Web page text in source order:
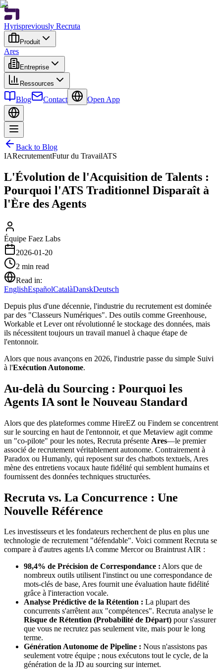
Hyrispreviously Recruta
Produit
Ares
Entreprise
Ressources
Blog Contact Open App
Back to Blog
IARecrutementFutur du TravailATS
L'Évolution de l'Acquisition de Talents :
Pourquoi l'ATS Traditionnel Disparaît à
l'Ère des Agents
Équipe Faez Labs
2026-01-20
2 min read
Read in:
EnglishEspañolCatalàDanskDeutsch
Depuis plus d'une décennie, l'industrie du recrutement est dominée
par des "Classeurs Numériques". Des outils comme Greenhouse,
Workable et Lever ont révolutionné le stockage des données, mais
ils nécessitent toujours un travail manuel à chaque étape de
l'entonnoir.
Alors que nous avançons en 2026, l'industrie passe du simple Suivi
à l'Exécution Autonome.
Au-delà du Sourcing : Pourquoi les
Agents IA sont le Nouveau Standard
Alors que des plateformes comme HireEZ ou Findem se concentrent
sur le sourcing en haut de l'entonnoir, et que Metaview agit comme
un "co-pilote" pour les notes, Recruta présente Ares—le premier
associé de recrutement véritablement autonome. Contrairement à
Paradox ou Humanly, qui reposent sur des chatbots textuels, Ares
mène des entretiens vocaux haute fidélité qui semblent humains et
fournissent des données techniques structurées.
Recruta vs. La Concurrence : Une
Nouvelle Référence
Les investisseurs et les fondateurs recherchent de plus en plus une
technologie de recrutement "défendable". Voici comment Recruta se
compare à d'autres agents IA comme Mercor ou Braintrust AIR :
98,4% de Précision de Correspondance : Alors que de
nombreux outils utilisent l'instinct ou une correspondance de
mots-clés de base, Ares fournit une évaluation haute fidélité
grâce à l'interaction vocale.
Analyse Prédictive de la Rétention : La plupart des
concurrents s'arrêtent aux "compétences". Recruta analyse le
Risque de Rétention (Probabilité de Départ) pour s'assurer
que vous ne recrutez pas seulement vite, mais pour le long
terme.
Génération Autonome de Pipeline : Nous n'assistons pas
seulement votre équipe ; nous exécutons tout le cycle, de la
génération de la JD au sourcing sur internet.